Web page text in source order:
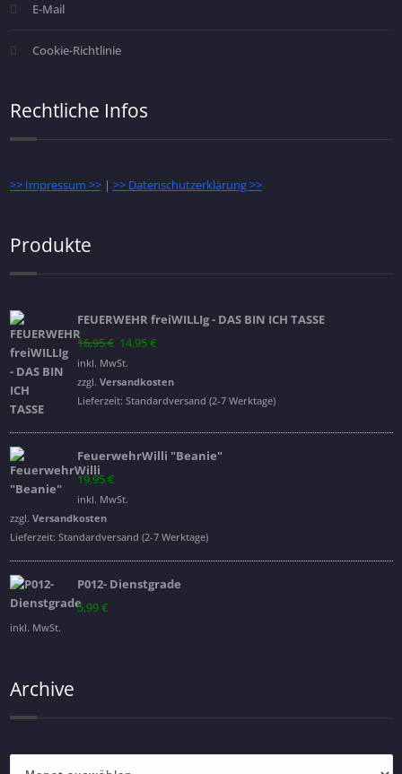
E-Mail
Cookie-Richtlinie
Rechtliche Infos
>> Impressum >>| >> Datenschutzerklärung >>
Produkte
FEUERWEHR freiWILLIg - DAS BIN ICH TASSE
16,95€ Ursprünglicher
Preis
war:
16,95 €
14,95€
ist:
14,95 €.
inkl. MwSt.
zzgl. Versandkosten
Lieferzeit: Standardversand (2-7 Werktage)
FeuerwehrWilli "Beanie"
19,95€
inkl. MwSt.
zzgl. Versandkosten
Lieferzeit: Standardversand (2-7 Werktage)
P012- Dienstgrade
5,99€
inkl. MwSt.
Archive